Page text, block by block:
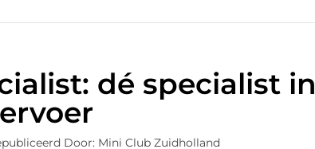
dé specialist in
Door: Mini Club Zuidholland